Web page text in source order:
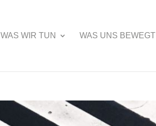
WAS WIR TUN WAS UNS BEWEGT